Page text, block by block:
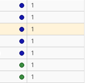
1
1
1
1
1
1
1